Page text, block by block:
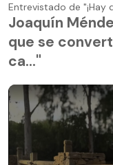
Entrevistado de "¡Hay
Joaquín
que se
ca..."